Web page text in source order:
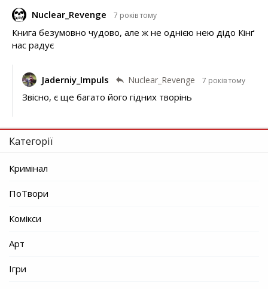
Nuclear_Revenge 7 років тому
Книга безумовно чудово, але ж не однією нею дідо Кінґ
нас радує
Jaderniy_Impuls Nuclear_Revenge 7 років тому
Звісно, є ще багато його гідних творінь
Категорії
Кримінал
ПоТвори
Комікси
Арт
Ігри